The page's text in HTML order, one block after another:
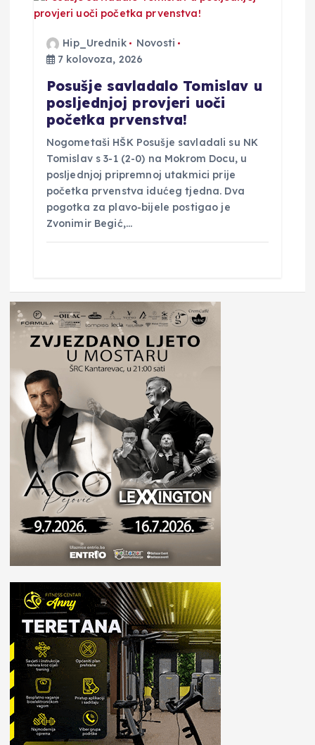
Hip_Urednik
Novosti
7 kolovoza, 2026
Posušje savladalo Tomislav u
posljednjoj provjeri uoči
početka prvenstva!
Nogometaši HŠK Posušje savladali su NK
Tomislav s 3-1 (2-0) na Mokrom Docu, u
posljednjoj pripremnoj utakmici prije
početka prvenstva idućeg tjedna. Dva
pogotka za plavo-bijele postigao je
Zvonimir Begić,…